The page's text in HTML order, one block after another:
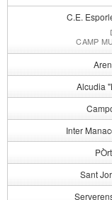
C.E.
CAMP
Alcudia
Inter
Sant